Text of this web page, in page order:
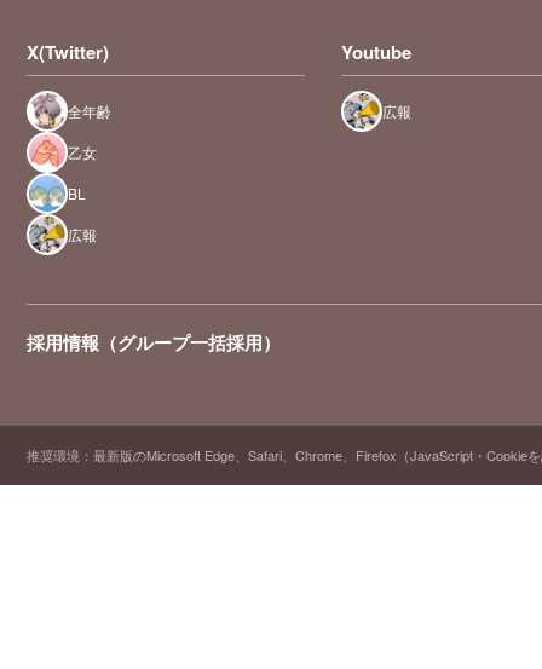
X(Twitter)
全年齢
乙女
BL
広報
Youtube
広報
採用情報（グループ一括採用）
推奨環境：最新版のMicrosoft Edge、Safari、Chrome、Firefox（JavaScript・Cookie